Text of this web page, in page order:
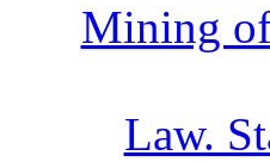
Mining
Law.